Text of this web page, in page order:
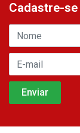
Cadastre-